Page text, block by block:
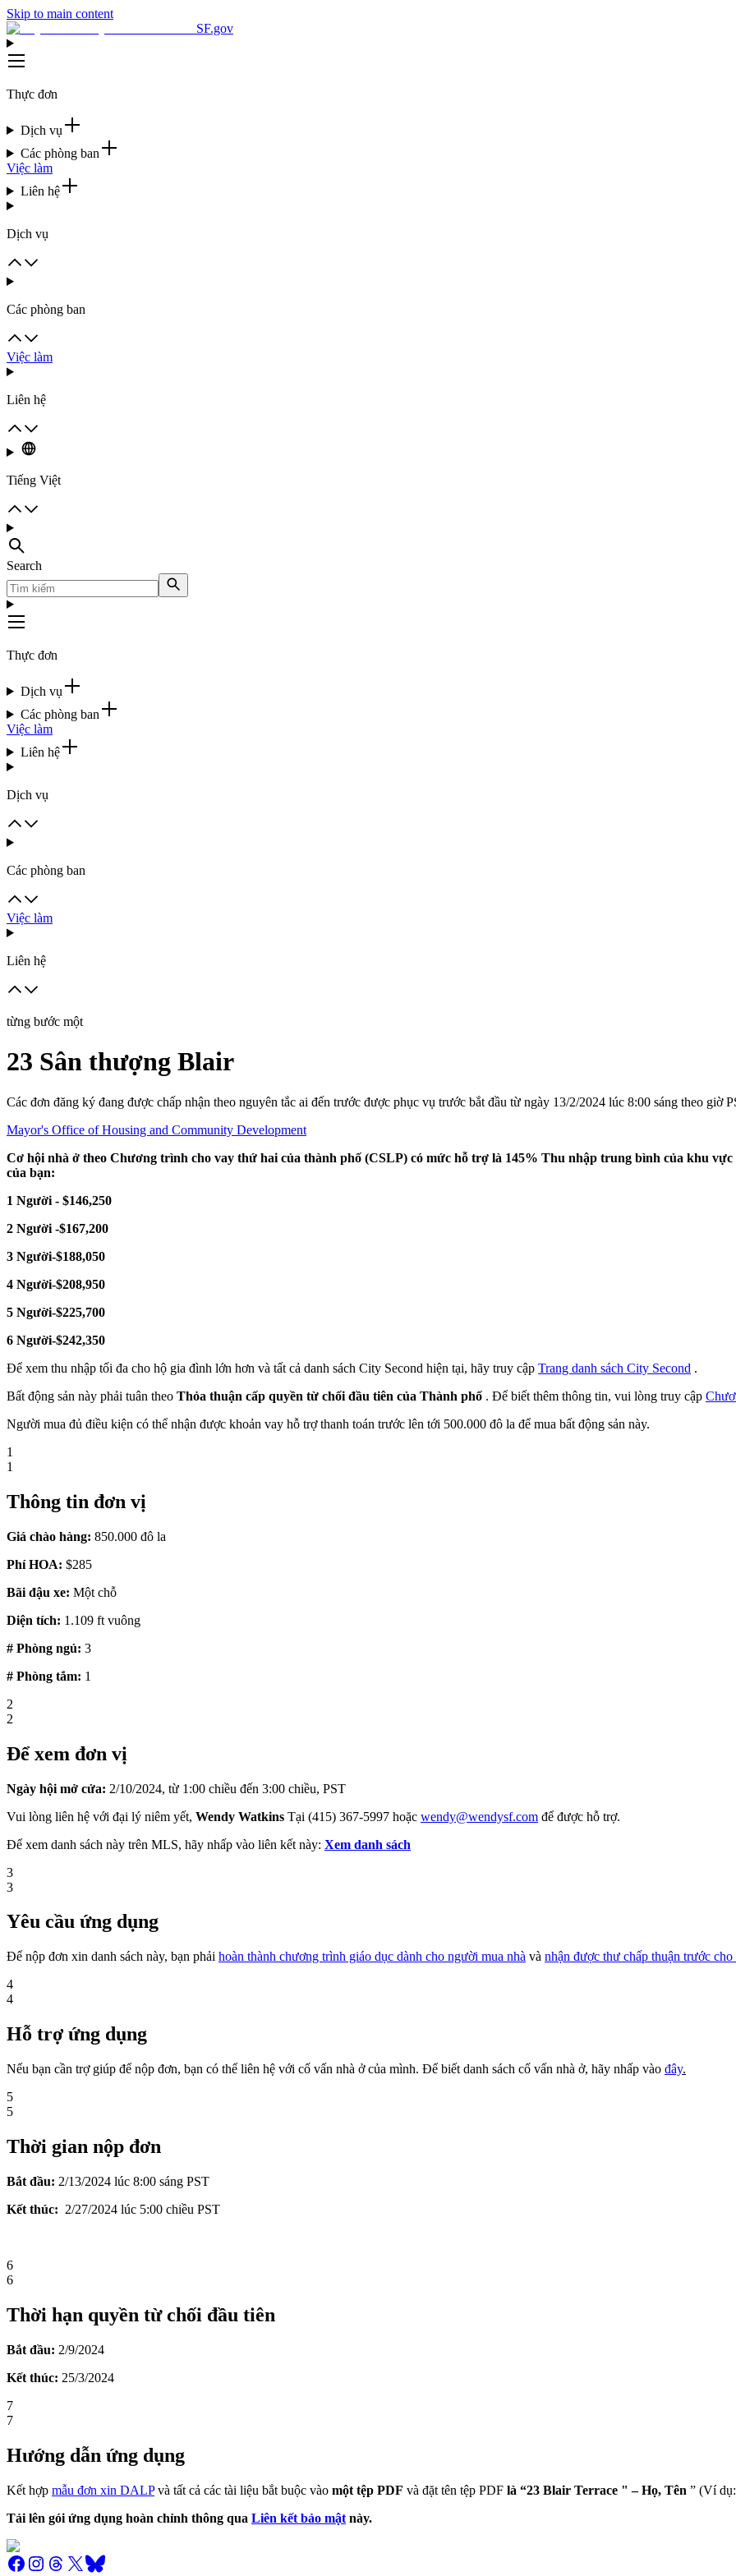
Skip to main content
SF.gov
Thực đơn
Dịch vụ
Các phòng ban
Việc làm
Liên hệ
Dịch vụ
Các phòng ban
Việc làm
Liên hệ
Tiếng Việt
Search
Thực đơn
Dịch vụ
Các phòng ban
Việc làm
Liên hệ
Dịch vụ
Các phòng ban
Việc làm
Liên hệ
từng bước một
23 Sân thượng Blair
Các đơn đăng ký đang được chấp nhận theo nguyên tắc ai đến trước được phục vụ trước bắt đầu từ ngày 13/2/2024 lúc 8:00 sáng theo giờ
Mayor's Office of Housing and Community Development
Cơ hội nhà ở theo Chương trình cho vay thứ hai của thành phố (CSLP) có mức hỗ trợ là 145% Thu nhập trung bình của khu
của bạn:
1 Người - $146,250
2 Người -$167,200
3 Người-$188,050
4 Người-$208,950
5 Người-$225,700
6 Người-$242,350
Để xem thu nhập tối đa cho hộ gia đình lớn hơn và tất cả danh sách City Second hiện tại, hãy truy cập Trang danh sách City Second .
Bất động sản này phải tuân theo Thỏa thuận cấp quyền từ chối đầu tiên của Thành phố . Để biết thêm thông tin, vui lòng truy cập
Người mua đủ điều kiện có thể nhận được khoản vay hỗ trợ thanh toán trước lên tới 500.000 đô la để mua bất động sản này.
1
1
Thông tin đơn vị
Giá chào hàng: 850.000 đô la
Phí HOA: $285
Bãi đậu xe: Một chỗ
Diện tích: 1.109 ft vuông
# Phòng ngủ: 3
# Phòng tắm: 1
2
2
Để xem đơn vị
Ngày hội mở cửa: 2/10/2024, từ 1:00 chiều đến 3:00 chiều, PST
Vui lòng liên hệ với đại lý niêm yết, Wendy Watkins Tại (415) 367-5997 hoặc wendy@wendysf.com để được hỗ trợ.
Để xem danh sách này trên MLS, hãy nhấp vào liên kết này: Xem danh sách
3
3
Yêu cầu ứng dụng
Để nộp đơn xin danh sách này, bạn phải hoàn thành chương trình giáo dục dành cho người mua nhà và nhận được thư chấp thuận trước
4
4
Hỗ trợ ứng dụng
Nếu bạn cần trợ giúp để nộp đơn, bạn có thể liên hệ với cố vấn nhà ở của mình. Để biết danh sách cố vấn nhà ở, hãy nhấp vào đây.
5
5
Thời gian nộp đơn
Bắt đầu: 2/13/2024 lúc 8:00 sáng PST
Kết thúc: 2/27/2024 lúc 5:00 chiều PST
6
6
Thời hạn quyền từ chối đầu tiên
Bắt đầu: 2/9/2024
Kết thúc: 25/3/2024
7
7
Hướng dẫn ứng dụng
Kết hợp mẫu đơn xin DALPvà tất cả các tài liệu bắt buộc vào một tệp PDF và đặt tên tệp PDF là “23 Blair Terrace " – Họ, Tên ” (Ví
Tải lên gói ứng dụng hoàn chỉnh thông qua Liên kết bảo mật này.